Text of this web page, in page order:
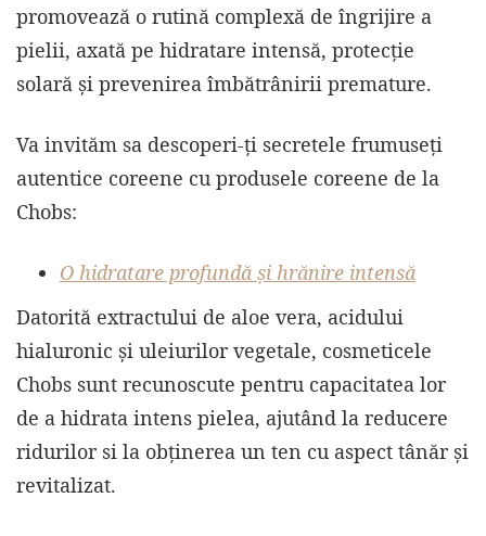
promovează o rutină complexă de îngrijire a
pielii, axată pe hidratare intensă, protecție
solară și prevenirea îmbătrânirii premature.
Va invităm sa descoperi-ți secretele frumuseți
autentice coreene cu produsele coreene de la
Chobs:
O hidratare profundă și hrănire intensă
Datorită extractului de aloe vera, acidului
hialuronic și uleiurilor vegetale, cosmeticele
Chobs sunt recunoscute pentru capacitatea lor
de a hidrata intens pielea, ajutând la reducere
ridurilor si la obținerea un ten cu aspect tânăr și
revitalizat.